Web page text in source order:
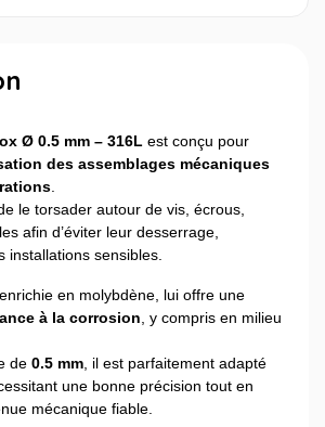
Ø 0.5 mm – 316L est conçu pour
des assemblages mécaniques
le torsader autour de vis, écrous,
afin d’éviter leur desserrage,
installations sensibles.
, enrichie en molybdène, lui offre une
à la corrosion , y compris en milieu
de 0.5 mm , il est parfaitement adapté
une bonne précision tout en
mécanique fiable.